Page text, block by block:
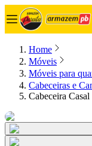
Home
Móveis
Móveis para
Cabeceiras e
Cabeceira Casal